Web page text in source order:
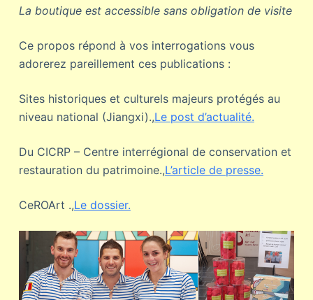
La boutique est accessible sans obligation de visite
Ce propos répond à vos interrogations vous
adorerez pareillement ces publications :
Sites historiques et culturels majeurs protégés au
niveau national (Jiangxi).,Le post d’actualité.
Du CICRP – Centre interrégional de conservation et
restauration du patrimoine.,L’article de presse.
CeROArt .,Le dossier.